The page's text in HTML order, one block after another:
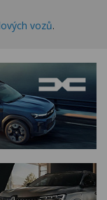
vozů.